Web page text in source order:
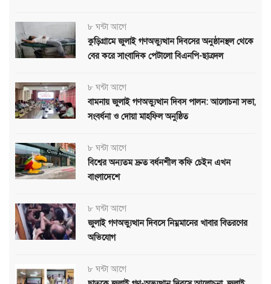
৮ ঘন্টা আগে
কুড়িগ্রামে জুলাই গণঅভ্যুত্থান দিবসের অনুষ্ঠানস্থল থেকে
বের করে সাংবাদিক পেটালো বিএনপি-ছাত্রদল
৮ ঘন্টা আগে
বামনায় জুলাই গণঅভ্যুত্থান দিবস পালন: আলোচনা সভা,
সংবর্ধনা ও দোয়া মাহফিল অনুষ্ঠিত
৮ ঘন্টা আগে
বিশ্বের অন্যতম দ্রুত বর্ধনশীল কফি চেইন এখন
বাংলাদেশে
৮ ঘন্টা আগে
জুলাই গণঅভ্যুত্থান দিবসে নিম্নমানের খাবার বিতরণের
অভিযোগ
৮ ঘন্টা আগে